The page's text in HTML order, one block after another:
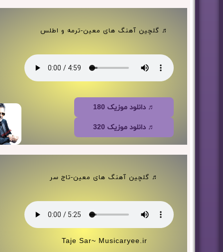
♬ گلچین آهنگ های معین-ترمه و اطلس
♬ دانلود موزیک 180
♬ دانلود موزیک 320
♬ گلچین آهنگ های معین-تاج سر
Taje Sar~ Musicaryee.ir